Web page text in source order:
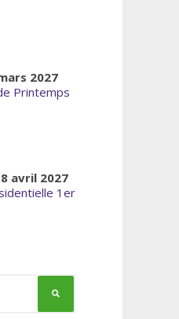
2027
Printemps
avril 2027
1er